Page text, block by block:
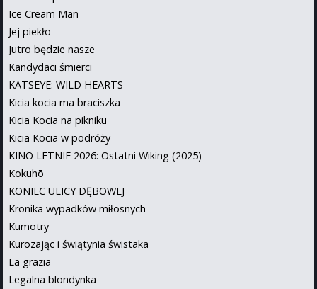
Ice Cream Man
Jej piekło
Jutro będzie nasze
Kandydaci śmierci
KATSEYE: WILD HEARTS
Kicia kocia ma braciszka
Kicia Kocia na pikniku
Kicia Kocia w podróży
KINO LETNIE 2026: Ostatni Wiking (2025)
Kokuhō
KONIEC ULICY DĘBOWEJ
Kronika wypadków miłosnych
Kumotry
Kurozając i świątynia świstaka
La grazia
Legalna blondynka